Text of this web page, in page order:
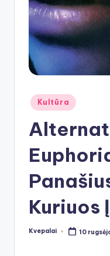
Posted
in
Kultūra
Kuriuos
Posted
Kvepalai 10